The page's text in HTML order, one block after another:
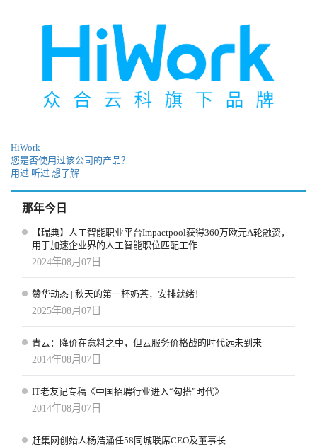
HiWork
您是否使用过该公司的产品？
用过 听过 想了解
那年今日
【瑞典】人工智能职业平台Impactpool获得360万欧元A轮融资，
用于加速企业界的人工智能职位匹配工作
2024年08月07日
赞华动态 | 秋天的第一杯奶茶，安排就绪！
2025年08月07日
青云：降价在意料之中，但云服务价格战的时代远未到来
2014年08月07日
IT老友记专稿《中国招聘行业进入“勾搭”时代》
2014年08月07日
赶集网创始人杨浩涌任58同城联席CEO及董事长